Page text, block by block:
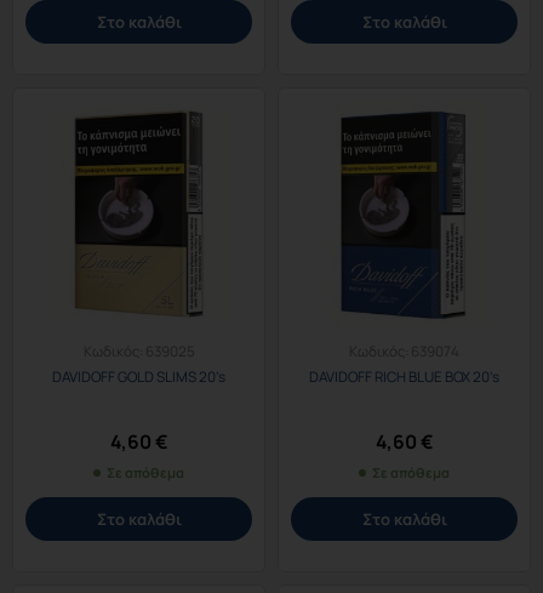
Στο καλάθι Στο καλάθι
Κωδικός:
639025
DAVIDOFF GOLD SLIMS 20’s
4,60€
Σε απόθεμα
Στο καλάθι
Κωδικός:
DAVIDOFF RICH BLUE BOX 20’s
4,60€
Σε απόθεμα
Στο καλάθι